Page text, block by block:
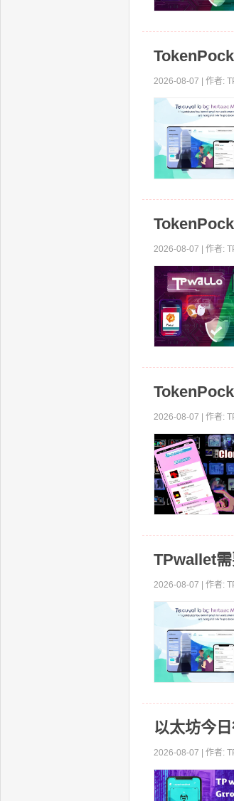
2026-08-07 | 作者:
2026-08-07 | 作者:
2026-08-07 | 作者:
TPwallet
2026-08-07 | 作者:
以太坊今
2026-08-07 | 作者: